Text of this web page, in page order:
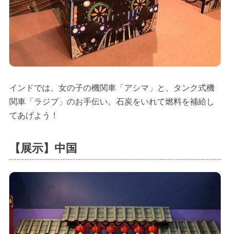
インドでは、女の子の機関車「アシマ」と、タンク式機
関車「ラジブ」のお手伝い。石炭をいれて燃料を補給し
てあげよう！
【展示】中国